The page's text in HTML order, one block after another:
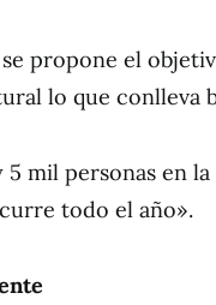
propone el
lo que conlleva
5 mil personas en
todo el año».